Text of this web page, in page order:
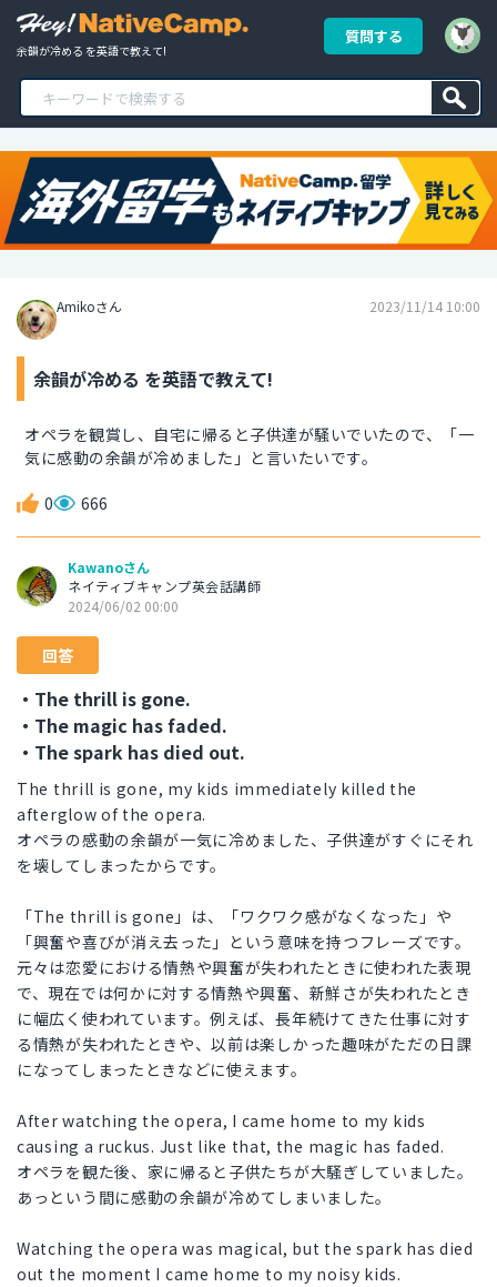
余韻が冷める を英語で教えて!
質問する
Amikoさん 2023/11/14 10:00
余韻が冷める を英語で教えて!
オペラを観賞し、自宅に帰ると子供達が騒いでいたので、「一
気に感動の余韻が冷めました」と言いたいです。
0 666
Kawanoさん
ネイティブキャンプ英会話講師
2024/06/02 00:00
回答
・The thrill is gone.
・The magic has faded.
・The spark has died out.
The thrill is gone, my kids immediately killed the
afterglow of the opera.
オペラの感動の余韻が一気に冷めました、子供達がすぐにそれ
を壊してしまったからです。
「The thrill is gone」は、「ワクワク感がなくなった」や
「興奮や喜びが消え去った」という意味を持つフレーズです。
元々は恋愛における情熱や興奮が失われたときに使われた表現
で、現在では何かに対する情熱や興奮、新鮮さが失われたとき
に幅広く使われています。例えば、長年続けてきた仕事に対す
る情熱が失われたときや、以前は楽しかった趣味がただの日課
になってしまったときなどに使えます。
After watching the opera, I came home to my kids
causing a ruckus. Just like that, the magic has faded.
オペラを観た後、家に帰ると子供たちが大騒ぎしていました。
あっという間に感動の余韻が冷めてしまいました。
Watching the opera was magical, but the spark has died
out the moment I came home to my noisy kids.